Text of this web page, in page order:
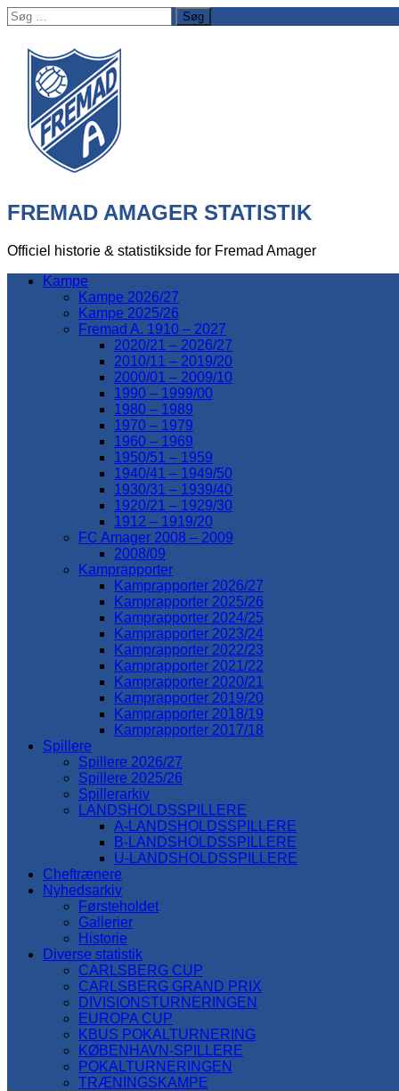
Søg
efter:
FREMAD AMAGER STATISTIK
Officiel historie & statistikside for Fremad Amager
Kampe
Kampe 2026/27
Kampe 2025/26
Fremad A. 1910 – 2027
2020/21 – 2026/27
2010/11 – 2019/20
2000/01 – 2009/10
1990 – 1999/00
1980 – 1989
1970 – 1979
1960 – 1969
1950/51 – 1959
1940/41 – 1949/50
1930/31 – 1939/40
1920/21 – 1929/30
1912 – 1919/20
FC Amager 2008 – 2009
2008/09
Kamprapporter
Kamprapporter 2026/27
Kamprapporter 2025/26
Kamprapporter 2024/25
Kamprapporter 2023/24
Kamprapporter 2022/23
Kamprapporter 2021/22
Kamprapporter 2020/21
Kamprapporter 2019/20
Kamprapporter 2018/19
Kamprapporter 2017/18
Spillere
Spillere 2026/27
Spillere 2025/26
Spillerarkiv
LANDSHOLDSSPILLERE
A-LANDSHOLDSSPILLERE
B-LANDSHOLDSSPILLERE
U-LANDSHOLDSSPILLERE
Cheftrænere
Nyhedsarkiv
Førsteholdet
Gallerier
Historie
Diverse statistik
CARLSBERG CUP
CARLSBERG GRAND PRIX
DIVISIONSTURNERINGEN
EUROPA CUP
KBUS POKALTURNERING
KØBENHAVN-SPILLERE
POKALTURNERINGEN
TRÆNINGSKAMPE